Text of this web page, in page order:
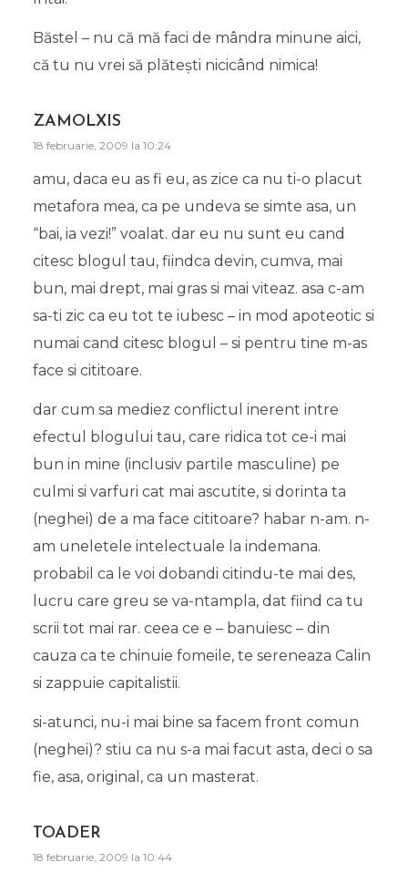
Băstel – nu că mă faci de mândra minune aici,
că tu nu vrei să plăteşti nicicând nimica!
ZAMOLXIS
18 februarie, 2009 la 10:24
amu, daca eu as fi eu, as zice ca nu ti-o placut
metafora mea, ca pe undeva se simte asa, un
“bai, ia vezi!” voalat. dar eu nu sunt eu cand
citesc blogul tau, fiindca devin, cumva, mai
bun, mai drept, mai gras si mai viteaz. asa c-am
sa-ti zic ca eu tot te iubesc – in mod apoteotic si
numai cand citesc blogul – si pentru tine m-as
face si cititoare.
dar cum sa mediez conflictul inerent intre
efectul blogului tau, care ridica tot ce-i mai
bun in mine (inclusiv partile masculine) pe
culmi si varfuri cat mai ascutite, si dorinta ta
(neghei) de a ma face cititoare? habar n-am. n-
am uneletele intelectuale la indemana.
probabil ca le voi dobandi citindu-te mai des,
lucru care greu se va-ntampla, dat fiind ca tu
scrii tot mai rar. ceea ce e – banuiesc – din
cauza ca te chinuie fomeile, te sereneaza Calin
si zappuie capitalistii.
si-atunci, nu-i mai bine sa facem front comun
(neghei)? stiu ca nu s-a mai facut asta, deci o sa
fie, asa, original, ca un masterat.
TOADER
18 februarie, 2009 la 10:44